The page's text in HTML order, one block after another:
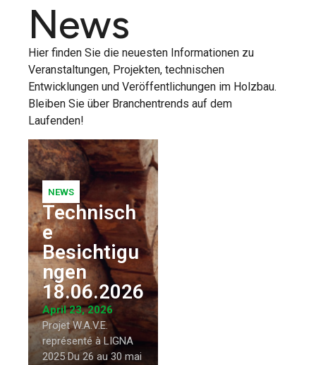
News
Hier finden Sie die neuesten Informationen zu
Veranstaltungen, Projekten, technischen
Entwicklungen und Veröffentlichungen im Holzbau.
Bleiben Sie über Branchentrends auf dem
Laufenden!
NEWS
Technisch
e
Besichtigu
ngen
18.06.2026
April 23, 2026
Projet W.A.V.E.
représenté à LIGNA
2025 Du 26 au 30 mai